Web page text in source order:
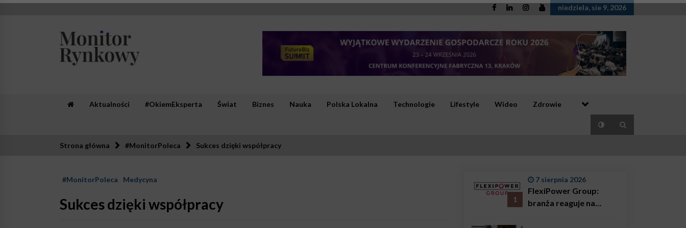
Skip
niedziela, sie 9, 2026
Aktualności #OkiemEksperta Świat Biznes Nauka Polska Lokalna Technologie Lifestyle Wideo Zdrowie
Strona główna #MonitorPoleca Sukces dzięki współpracy
#MonitorPoleca Medycyna
Sukces dzięki współpracy 1
7 sierpnia 2026
FlexiPower Group:
branża reaguje na